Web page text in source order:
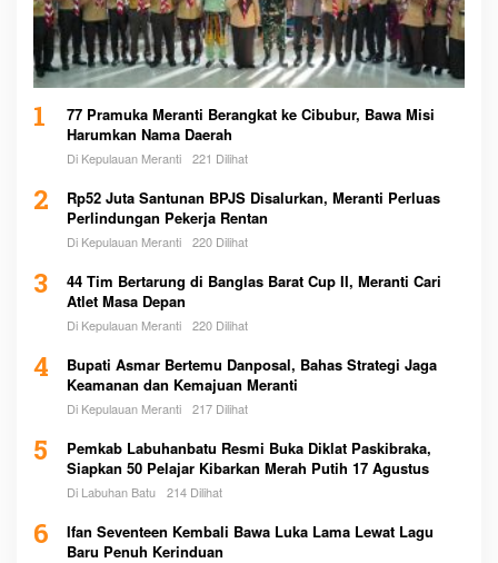
1
77 Pramuka Meranti Berangkat ke Cibubur, Bawa Misi
Harumkan Nama Daerah
Di Kepulauan Meranti 221 Dilihat
2
Rp52 Juta Santunan BPJS Disalurkan, Meranti Perluas
Perlindungan Pekerja Rentan
Di Kepulauan Meranti 220 Dilihat
3
44 Tim Bertarung di Banglas Barat Cup II, Meranti Cari
Atlet Masa Depan
Di Kepulauan Meranti 220 Dilihat
4
Bupati Asmar Bertemu Danposal, Bahas Strategi Jaga
Keamanan dan Kemajuan Meranti
Di Kepulauan Meranti 217 Dilihat
5
Pemkab Labuhanbatu Resmi Buka Diklat Paskibraka,
Siapkan 50 Pelajar Kibarkan Merah Putih 17 Agustus
Di Labuhan Batu 214 Dilihat
6
Ifan Seventeen Kembali Bawa Luka Lama Lewat Lagu
Baru Penuh Kerinduan